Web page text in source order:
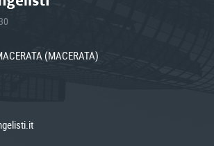
(MACERATA)